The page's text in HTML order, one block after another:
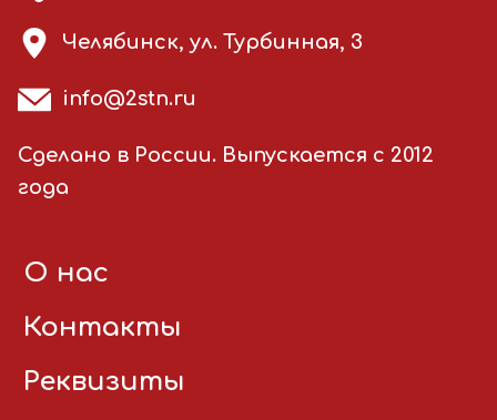
Челябинск, ул. Турбинная, 3
info@2stn.ru
Сделано в России. Выпускается с 2012
года
О нас
Контакты
Реквизиты